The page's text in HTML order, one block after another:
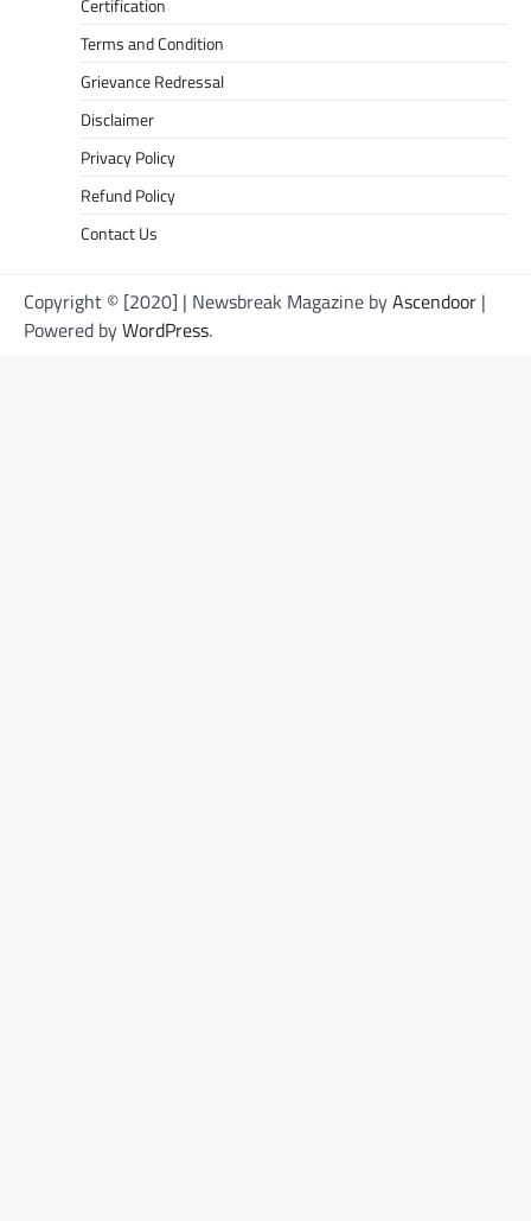
Certification
Terms and Condition
Grievance Redressal
Disclaimer
Privacy Policy
Refund Policy
Contact Us
Copyright © [2020] | Newsbreak Magazine byAscendoor |
Powered byWordPress.